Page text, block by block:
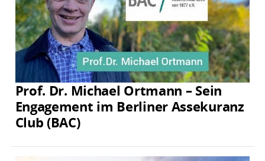
Prof. Dr. Michael Ortmann – Sein
Engagement im Berliner Assekuranz
Club (BAC)